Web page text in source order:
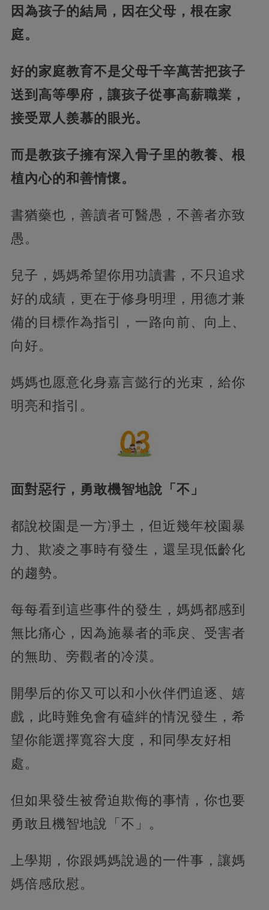
因為孩子的結局，因在父母，根在家
庭。
好的家庭教育不是父母千辛萬苦把孩子
送到高等學府，讓孩子從事高薪職業，
接受眾人羨慕的眼光。
而是教孩子擁有深入骨子里的教養、根
植內心的和善情懷。
書猶藥也，善讀者可醫愚，不善者亦致
愚。
兒子，媽媽希望你用功讀書，不只追求
好的成績，更在于修身明理，用德才兼
備的目標作為指引，一路向前、向上、
向好。
媽媽也愿意化身嘉言懿行的光束，給你
明亮和指引。
面對惡行，勇敢機智地說「不」
都說校園是一方凈土，但近幾年校園暴
力、欺凌之事時有發生，還呈現低齡化
的趨勢。
每每看到這些事件的發生，媽媽都感到
無比痛心，因為施暴者的乖戾、受害者
的無助、旁觀者的冷漠。
開學后的你又可以和小伙伴們追逐、嬉
戲，此時難免會有磕絆的情況發生，希
望你能選擇寬容大度，和同學友好相
處。
但如果發生被脅迫欺侮的事情，你也要
勇敢且機智地說「不」。
上學期，你跟媽媽說過的一件事，讓媽
媽倍感欣慰。